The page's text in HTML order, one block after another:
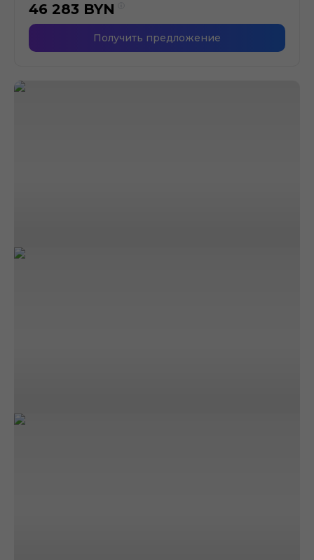
46 283 BYN
Получить предложение